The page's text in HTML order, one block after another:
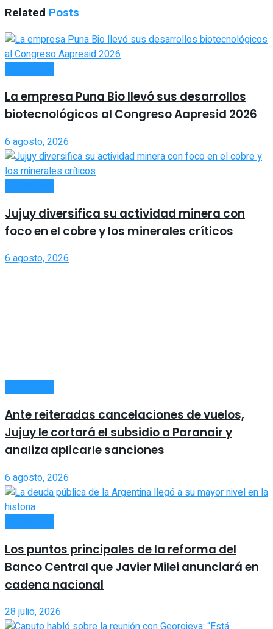
Related Posts
La empresa Puna Bio llevó sus desarrollos
biotecnológicos al Congreso Aapresid 2026
6 agosto, 2026
Jujuy diversifica su actividad minera con
foco en el cobre y los minerales críticos
6 agosto, 2026
Ante reiteradas cancelaciones de vuelos,
Jujuy le cortará el subsidio a Paranair y
analiza aplicarle sanciones
6 agosto, 2026
Los puntos principales de la reforma del
Banco Central que Javier Milei anunciará en
cadena nacional
28 julio, 2026